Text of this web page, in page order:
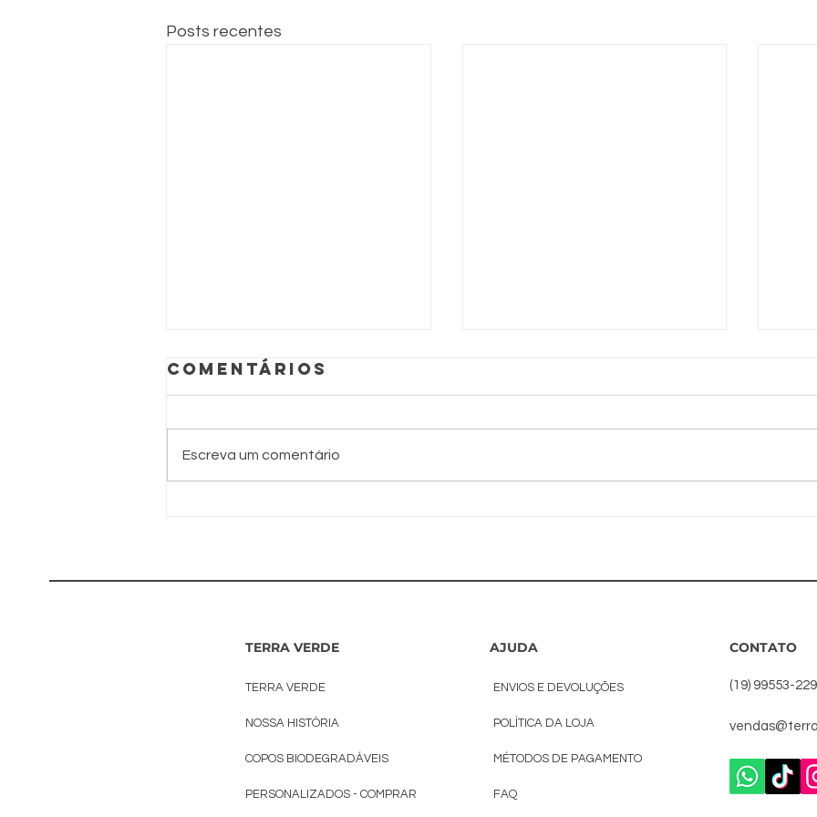
Posts recentes
Biodegradáveis
Quantidades?
biodegradáveis
comprar?
Comentários
Escreva um comentário
TERRA VERDE
TERRA VERDE
NOSSA HISTÓRIA
COPOS BIODEGRADÁVEIS
PERSONALIZADOS - COMPRAR
AJUDA
ENVIOS E DEVOLUÇÕES
POLÍTICA DA LOJA
MÉTODOS DE PAGAMENTO
FAQ
CONTATO
(19) 99553-